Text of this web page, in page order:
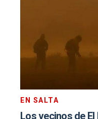
EN SALTA